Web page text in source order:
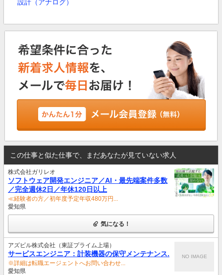
設計（アナログ）
この仕事と似た仕事で、まだあなたが見ていない求人
株式会社ガリレオ
ソフトウェア開発エンジニア／AI・最先端案件多数
／完全週休2日／年休120日以上
≪経験者の方／初年度予定年収480万円...
愛知県
気になる！
アズビル株式会社（東証プライム上場）
サービスエンジニア：計装機器の保守メンテナンス.
※詳細は転職エージェントへお問い合わせ...
愛知県
NO IMAGE